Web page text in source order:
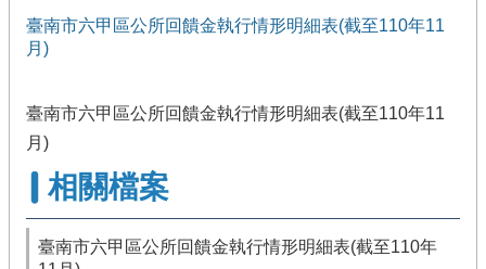
臺南市六甲區公所回饋金執行情形明細表(截至110年11
月)
臺南市六甲區公所回饋金執行情形明細表(截至110年11
月)
相關檔案
臺南市六甲區公所回饋金執行情形明細表(截至110年